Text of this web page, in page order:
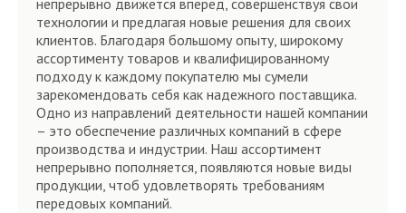
непрерывно движется вперед, совершенствуя свои
технологии и предлагая новые решения для своих
клиентов. Благодаря большому опыту, широкому
ассортименту товаров и квалифицированному
подходу к каждому покупателю мы сумели
зарекомендовать себя как надежного поставщика.
Одно из направлений деятельности нашей компании
– это обеспечение различных компаний в сфере
производства и индустрии. Наш ассортимент
непрерывно пополняется, появляются новые виды
продукции, чтоб удовлетворять требованиям
передовых компаний.